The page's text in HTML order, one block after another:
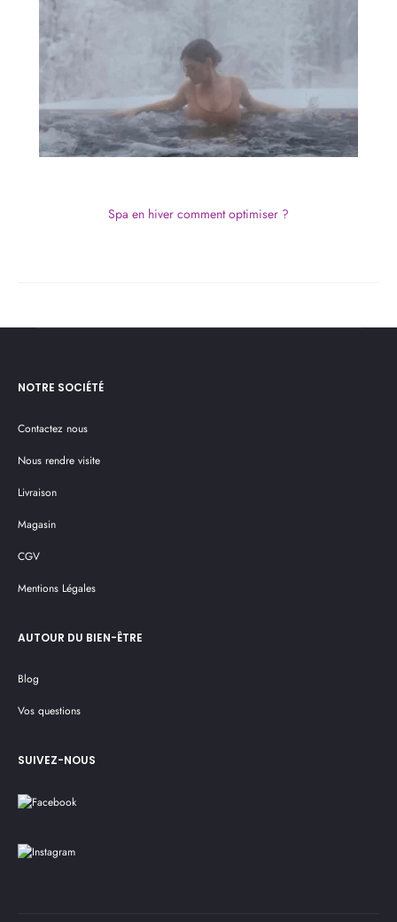
Spa en hiver comment optimiser ?
NOTRE SOCIÉTÉ
Contactez nous
Nous rendre visite
Livraison
Magasin
CGV
Mentions Légales
AUTOUR DU BIEN-ÊTRE
Blog
Vos questions
SUIVEZ-NOUS